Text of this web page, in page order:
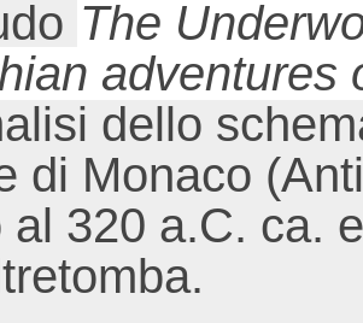
The
adventures
dello
di Monaco
al 320 a.C. ca.